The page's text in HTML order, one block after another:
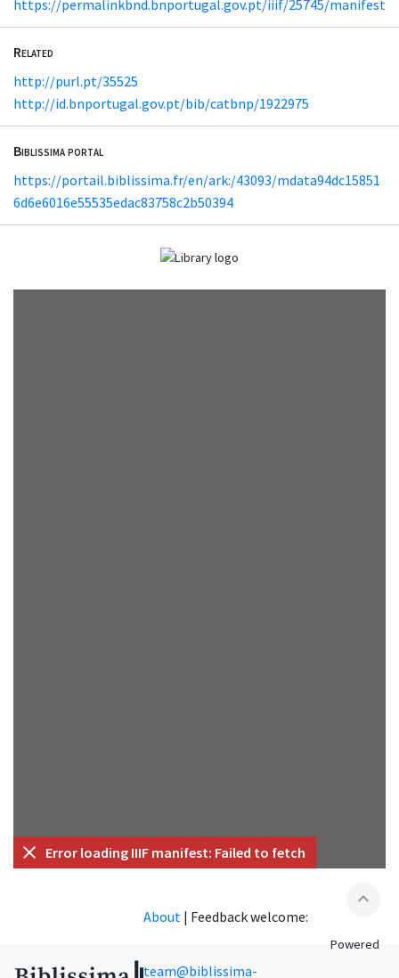
https://permalinkbnd.bnportugal.gov.pt/iiif/25745/manifest
Related
http://purl.pt/35525
http://id.bnportugal.gov.pt/bib/catbnp/1922975
Biblissima portal
https://portail.biblissima.fr/en/ark:/43093/mdata94dc15851
6d6e6016e55535edac83758c2b50394
Error loading IIIF manifest: Failed to fetch
expand_less
About | Feedback welcome:
team@biblissima-
Powered